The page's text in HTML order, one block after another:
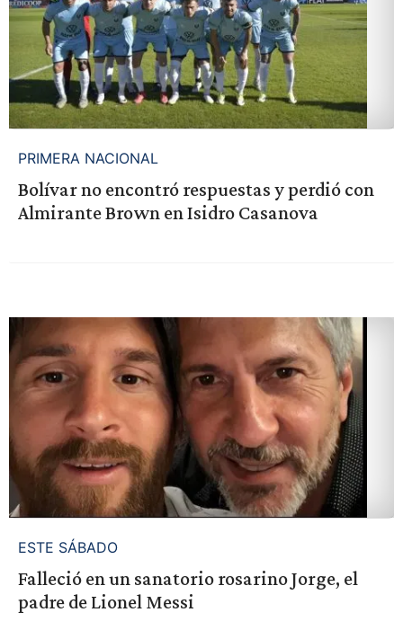
PRIMERA NACIONAL
Bolívar no encontró respuestas y perdió con
Almirante Brown en Isidro Casanova
ESTE SÁBADO
Falleció en un sanatorio rosarino Jorge, el
padre de Lionel Messi